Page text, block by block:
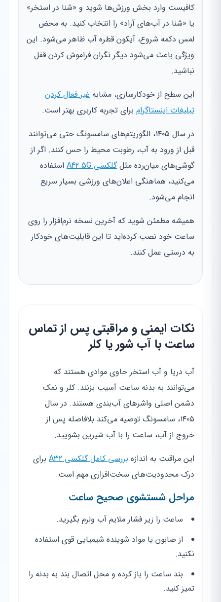
کافیست وارد بخش ورزش‌ها شوید و «شنا در استخر»
یا «شنا در آب‌های آزاد» را انتخاب کنید. به محض
لمس دکمه شروع، آیکون قطره آب ظاهر می‌شود. این
ویژگی باعث می‌شود دیگر نگران فراموش کردن قفل
نباشید.
این سطح از خودکارسازی، مشابه غیر فعال کردن
تبلیغات اینستاگرام برای تجربه کاربری بهتر است.
در سال ۱۴۰۵، الگوریتم‌های سامسونگ حتی می‌توانند
قبل از ورود به آب، رطوبت محیط را حس کنند. اگر از
گوشی‌های میان‌رده مثلگلکسی A42 5G
استفاده
می‌کنید، هماهنگی اعلان‌های ورزشی بسیار سریع
انجام می‌شود.
همیشه مطمئن شوید که آخرین نسخه نرم‌افزار را روی
ساعت خود نصب کرده‌اید تا این قابلیت‌های خودکار
به درستی عمل کنند.
نکات ایمنی و مراقبتی پس از تماس
ساعت با آب شور یا کلر
آب دریا و آب استخر حاوی موادی هستند که
می‌توانند به بدنه ساعت آسیب بزنند. کلر و نمک
دشمن اصلی واشرهای آب‌بندی هستند. در سال
۱۴۰۵، سامسونگ توصیه می‌کند بلافاصله پس از
خروج از آب، ساعت را با آب شیرین بشویید.
این مراقبت به اندازه بررسی کامل گلکسی A32
برای
درک محدودیت‌های سخت‌افزاری مهم است.
مراحل شستشوی صحیح ساعت
ساعت را زیر فشار ملایم آب ولرم بگیرید.
از صابون یا مواد شوینده شیمیایی قوی استفاده
نکنید.
بند ساعت را باز کرده و محل اتصال بند به بدنه را
تمیز کنید.